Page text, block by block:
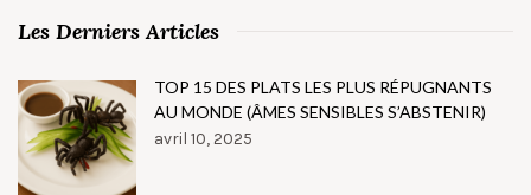
Les Derniers Articles
TOP 15 DES PLATS LES PLUS RÉPUGNANTS
AU MONDE (ÂMES SENSIBLES S’ABSTENIR)
avril 10, 2025